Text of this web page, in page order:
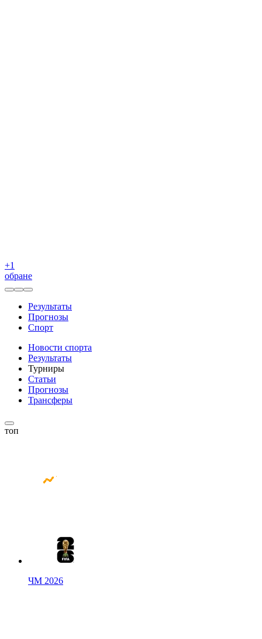
+1
обране
Результаты
Прогнозы
Спорт
Новости спорта
Результаты
Турниры
Статьи
Прогнозы
Трансферы
топ
ЧМ 2026